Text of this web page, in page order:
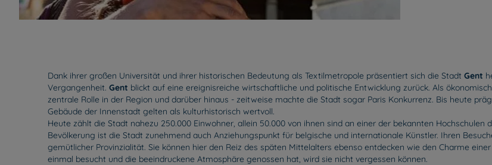
Dank ihrer großen Universität und ihrer historischen Bedeutung als Textilmetropole präsentiert sich die Stadt Gent
Vergangenheit. Gent blickt auf eine ereignisreiche wirtschaftliche und politische Entwicklung zurück. Als
zentrale Rolle in der Region und darüber hinaus - zeitweise machte die Stadt sogar Paris Konkurrenz. Bis heute
Gebäude der Innenstadt gelten als kulturhistorisch wertvoll.
Heute zählt die Stadt nahezu 250.000 Einwohner, allein 50.000 von ihnen sind an einer der bekannten
Bevölkerung ist die Stadt zunehmend auch Anziehungspunkt für belgische und internationale Künstler. Ihren
gemütlicher Provinzialität. Sie können hier den Reiz des späten Mittelalters ebenso entdecken wie den Charme
einmal besucht und die beeindruckene Atmosphäre genossen hat, wird sie nicht vergessen können.